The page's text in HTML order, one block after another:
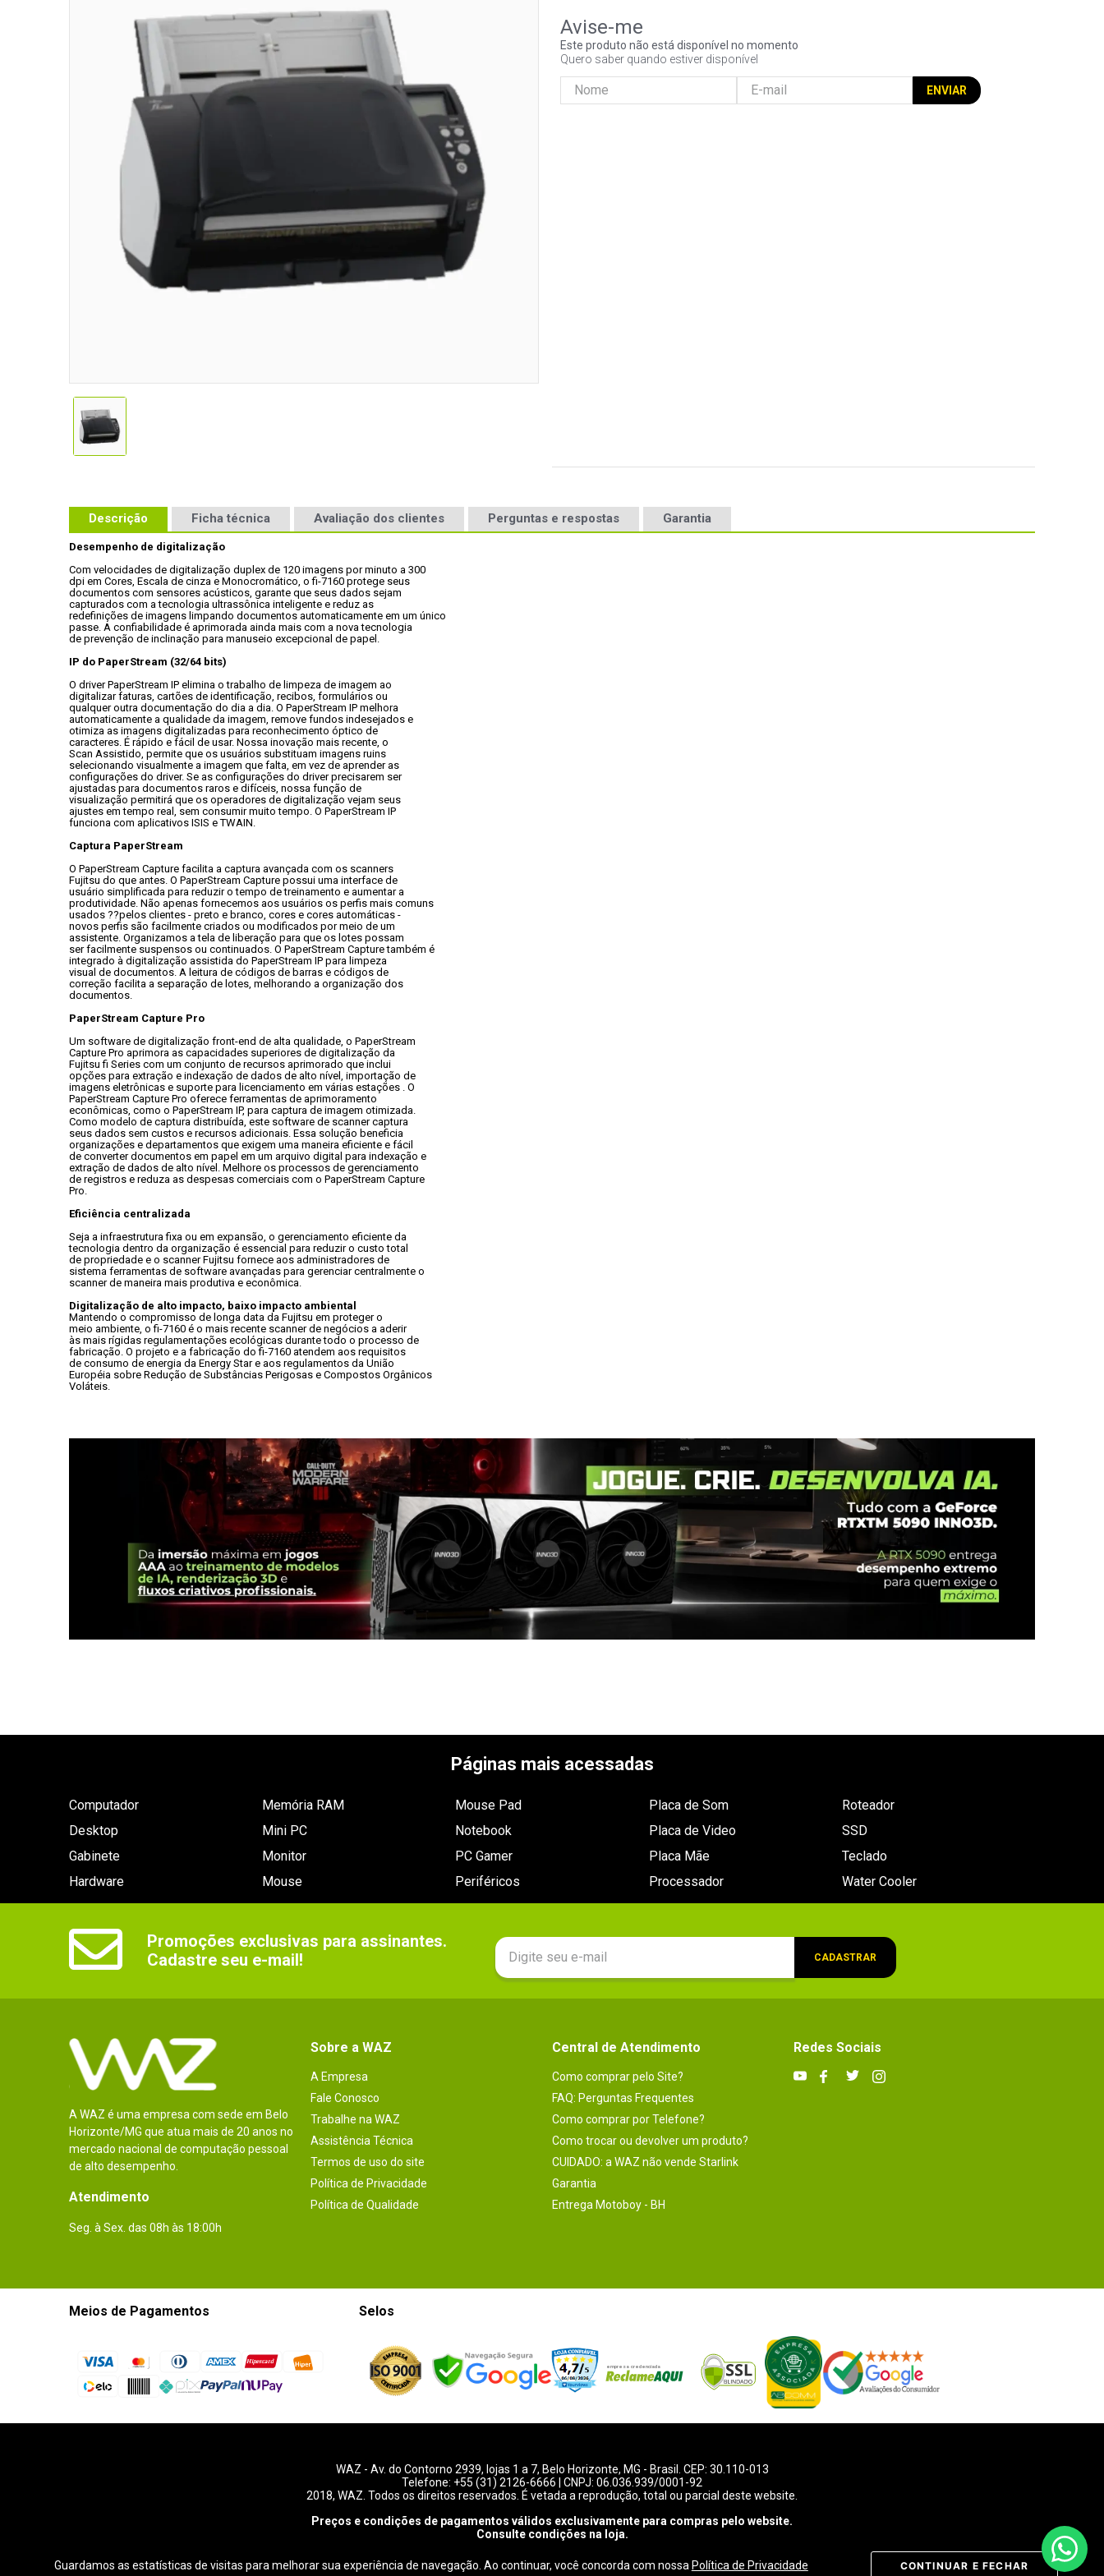
Este produto não está disponível no momento
Quero saber quando estiver disponível
ENVIAR
Descrição Ficha técnica Avaliação dos clientes Perguntas e respostas Garantia
Desempenho de digitalização
Com velocidades de digitalização duplex de 120 imagens por minuto a 300
dpi em Cores, Escala de cinza e Monocromático, o fi-7160 protege seus
documentos com sensores acústicos, garante que seus dados sejam
capturados com a tecnologia ultrassônica inteligente e reduz as
redefinições de imagens limpando documentos automaticamente em um único
passe. A confiabilidade é aprimorada ainda mais com a nova tecnologia
de prevenção de inclinação para manuseio excepcional de papel.
IP do PaperStream (32/64 bits)
O driver PaperStream IP elimina o trabalho de limpeza de imagem ao
digitalizar faturas, cartões de identificação, recibos, formulários ou
qualquer outra documentação do dia a dia. O PaperStream IP melhora
automaticamente a qualidade da imagem, remove fundos indesejados e
otimiza as imagens digitalizadas para reconhecimento óptico de
caracteres. É rápido e fácil de usar. Nossa inovação mais recente, o
Scan Assistido, permite que os usuários substituam imagens ruins
selecionando visualmente a imagem que falta, em vez de aprender as
configurações do driver. Se as configurações do driver precisarem ser
ajustadas para documentos raros e difíceis, nossa função de
visualização permitirá que os operadores de digitalização vejam seus
ajustes em tempo real, sem consumir muito tempo. O PaperStream IP
funciona com aplicativos ISIS e TWAIN.
Captura PaperStream
O PaperStream Capture facilita a captura avançada com os scanners
Fujitsu do que antes. O PaperStream Capture possui uma interface de
usuário simplificada para reduzir o tempo de treinamento e aumentar a
produtividade. Não apenas fornecemos aos usuários os perfis mais comuns
usados ??pelos clientes - preto e branco, cores e cores automáticas -
novos perfis são facilmente criados ou modificados por meio de um
assistente. Organizamos a tela de liberação para que os lotes possam
ser facilmente suspensos ou continuados. O PaperStream Capture também é
integrado à digitalização assistida do PaperStream IP para limpeza
visual de documentos. A leitura de códigos de barras e códigos de
correção facilita a separação de lotes, melhorando a organização dos
documentos.
PaperStream Capture Pro
Um software de digitalização front-end de alta qualidade, o PaperStream
Capture Pro aprimora as capacidades superiores de digitalização da
Fujitsu fi Series com um conjunto de recursos aprimorado que inclui
opções para extração e indexação de dados de alto nível, importação de
imagens eletrônicas e suporte para licenciamento em várias estações . O
PaperStream Capture Pro oferece ferramentas de aprimoramento
econômicas, como o PaperStream IP, para captura de imagem otimizada.
Como modelo de captura distribuída, este software de scanner captura
seus dados sem custos e recursos adicionais. Essa solução beneficia
organizações e departamentos que exigem uma maneira eficiente e fácil
de converter documentos em papel em um arquivo digital para indexação e
extração de dados de alto nível. Melhore os processos de gerenciamento
de registros e reduza as despesas comerciais com o PaperStream Capture
Pro.
Eficiência centralizada
Seja a infraestrutura fixa ou em expansão, o gerenciamento eficiente da
tecnologia dentro da organização é essencial para reduzir o custo total
de propriedade e o scanner Fujitsu fornece aos administradores de
sistema ferramentas de software avançadas para gerenciar centralmente o
scanner de maneira mais produtiva e econômica.
Digitalização de alto impacto, baixo impacto ambiental
Mantendo o compromisso de longa data da Fujitsu em proteger o
meio ambiente, o fi-7160 é o mais recente scanner de negócios a aderir
às mais rígidas regulamentações ecológicas durante todo o processo de
fabricação. O projeto e a fabricação do fi-7160 atendem aos requisitos
de consumo de energia da Energy Star e aos regulamentos da União
Européia sobre Redução de Substâncias Perigosas e Compostos Orgânicos
Voláteis.
Páginas mais acessadas
Computador
Desktop
Gabinete
Hardware
Memória RAM
Mini PC
Monitor
Mouse
Mouse Pad
Notebook
PC Gamer
Periféricos
Placa de Som
Placa de Video
Placa Mãe
Processador
Roteador
SSD
Teclado
Water Cooler
Promoções exclusivas para assinantes.
Cadastre seu e-mail!
CADASTRAR
A WAZ é uma empresa com sede em Belo
Horizonte/MG que atua mais de 20 anos no
mercado nacional de computação pessoal
de alto desempenho.
Atendimento
Seg. à Sex. das 08h às 18:00h
Sobre a WAZ
A Empresa
Fale Conosco
Trabalhe na WAZ
Assistência Técnica
Termos de uso do site
Política de Privacidade
Política de Qualidade
Central de Atendimento
Como comprar pelo Site?
FAQ: Perguntas Frequentes
Como comprar por Telefone?
Como trocar ou devolver um produto?
CUIDADO: a WAZ não vende Starlink
Garantia
Entrega Motoboy - BH
Redes Sociais
Meios de Pagamentos Selos
WAZ - Av. do Contorno 2939, lojas 1 a 7, Belo Horizonte, MG - Brasil. CEP: 30.110-013
Telefone: +55 (31) 2126-6666 | CNPJ: 06.036.939/0001-92
2018, WAZ. Todos os direitos reservados. É vetada a reprodução, total ou parcial deste website.
Preços e condições de pagamentos válidos exclusivamente para compras pelo website.
Consulte condições na loja.
Guardamos as estatísticas de visitas para melhorar sua experiência de navegação. Ao continuar, você concorda com nossa Política de Privacidade CONTINUAR E FECHAR
10º fractal